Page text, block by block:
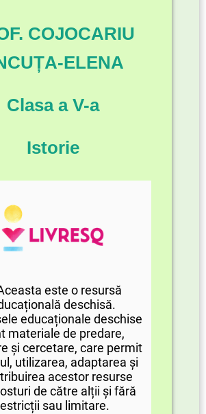
COJOCARIU
ELENA
Clasa a V-a
Istorie
este o resursă
deschisă.
educaționale deschise
materiale de predare,
și cercetare, care permit
utilizarea, adaptarea și
acestor resurse
de către alții și fără
sau limitare.